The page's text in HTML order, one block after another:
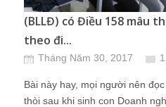
(BLLĐ) có Điều 158 mâu
theo đi...
Tháng Năm 30, 2017
Bài này hay, mọi người nên
thòi sau khi sinh con Doanh